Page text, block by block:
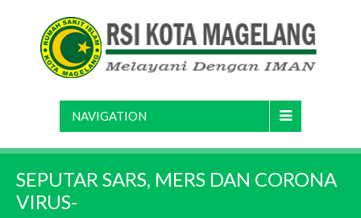
NAVIGATION
SEPUTAR SARS, MERS DAN CORONA
VIRUS-